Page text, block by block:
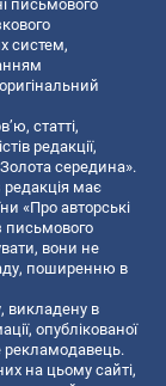
письмового
систем,
статті,
редакції,
середина».
редакція має
«Про авторські
письмового
вони не
поширенню в
викладену в
опублікованої
рекламодавець.
на цьому сайті,